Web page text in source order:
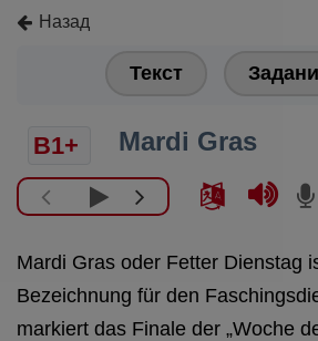
Назад
Текст
B1+ Mardi Gras
Mardi Gras oder Fetter Dienstag
Bezeichnung für den
markiert das Finale der „Woche